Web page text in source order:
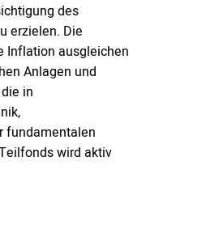
des
erzielen. Die
Inflation ausgleichen
Anlagen und
in
fundamentalen
wird aktiv